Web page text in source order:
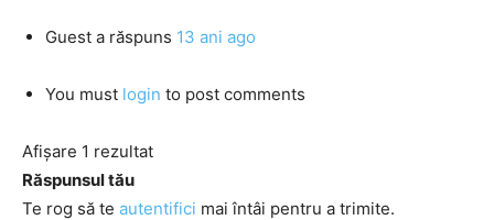
Guest a răspuns 13 ani ago
You must login to post comments
Afișare 1 rezultat
Răspunsul tău
Te rog să te autentifici mai întâi pentru a trimite.